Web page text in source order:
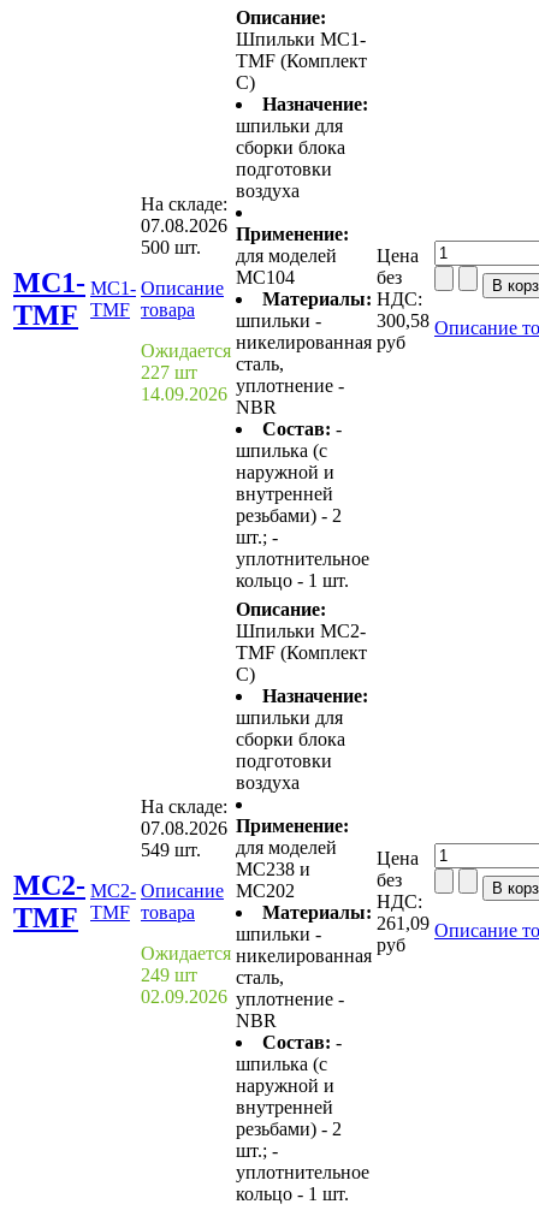
MC1-
TMF
MC1-
TMF
На складе:
07.08.2026
500 шт.
Описание
товара
Ожидается
227 шт
14.09.2026
Описание:
Шпильки MC1-
TMF (Комплект
С)
Назначение:
шпильки для
сборки блока
подготовки
воздуха
Применение:
для моделей
MC104
Материалы:
шпильки -
никелированная
сталь,
уплотнение -
NBR
Состав: -
шпилька (с
наружной и
внутренней
резьбами) - 2
шт.; -
уплотнительное
кольцо - 1 шт.
Цена
без
НДС:
300,58
руб
Описание
MC2-
TMF
MC2-
TMF
На складе:
07.08.2026
549 шт.
Описание
товара
Ожидается
249 шт
02.09.2026
Описание:
Шпильки MC2-
TMF (Комплект
С)
Назначение:
шпильки для
сборки блока
подготовки
воздуха
Применение:
для моделей
MC238 и
MC202
Материалы:
шпильки -
никелированная
сталь,
уплотнение -
NBR
Состав: -
шпилька (с
наружной и
внутренней
резьбами) - 2
шт.; -
уплотнительное
кольцо - 1 шт.
Цена
без
НДС:
261,09
руб
Описание